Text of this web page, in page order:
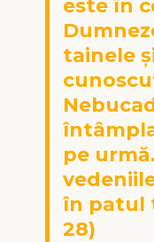
este în
tainele
pe
în patul
28)